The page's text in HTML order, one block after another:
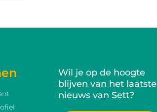
Wil je op de hoogte
blijven van het laatste
nieuws van Sett?